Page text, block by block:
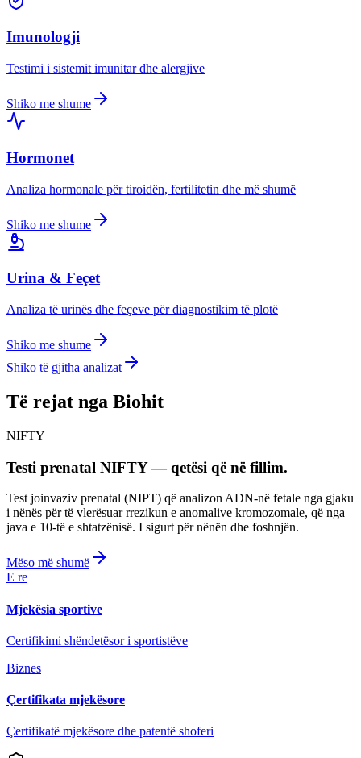
Imunologji
Testimi i sistemit imunitar dhe alergjive
Shiko me shume
Hormonet
Analiza hormonale për tiroidën, fertilitetin dhe më shumë
Shiko me shume
Urina & Feçet
Analiza të urinës dhe feçeve për diagnostikim të plotë
Shiko me shume
Shiko të gjitha analizat
Të rejat nga Biohit
NIFTY
Testi prenatal NIFTY — qetësi që në fillim.
Test joinvaziv prenatal (NIPT) që analizon ADN-në fetale nga gjaku
i nënës për të vlerësuar rrezikun e anomalive kromozomale, që nga
java e 10-të e shtatzënisë. I sigurt për nënën dhe foshnjën.
Mëso më shumë
E re
Mjekësia sportive
Certifikimi shëndetësor i sportistëve
Biznes
Çertifikata mjekësore
Çertifikatë mjekësore dhe patentë shoferi